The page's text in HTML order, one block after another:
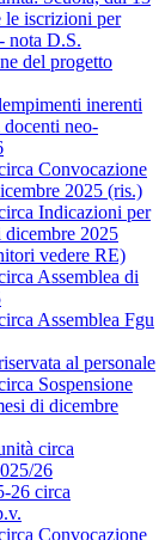
le iscrizioni per
nota D.S.
del progetto
inerenti
neo-
Convocazione
2025 (ris.)
Indicazioni per
dicembre 2025
vedere RE)
Assemblea di
Assemblea Fgu
al personale
Sospensione
di dicembre
circa
26
26 circa
Convocazione